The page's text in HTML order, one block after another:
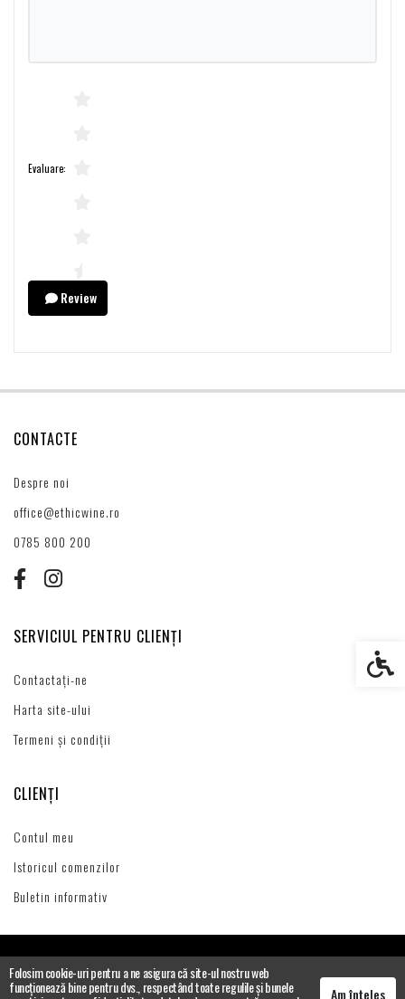
Evaluare:
Review
Folosim cookie-uri pentru a ne asigura că site-ul nostru web
funcționează bine pentru dvs., respectând toate regulile și bunele Am înțeles
CONTACTE
Despre noi
office@ethicwine.ro
0785 800 200
SERVICIUL PENTRU CLIENȚI
Contactați-ne
Harta site-ului
Termeni și condiții
CLIENȚI
Contul meu
Istoricul comenzilor
Buletin informativ
Setări